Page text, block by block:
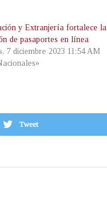
y Extranjería fortalece la
de pasaportes en línea
7 diciembre 2023 11:54 AM
Tweet